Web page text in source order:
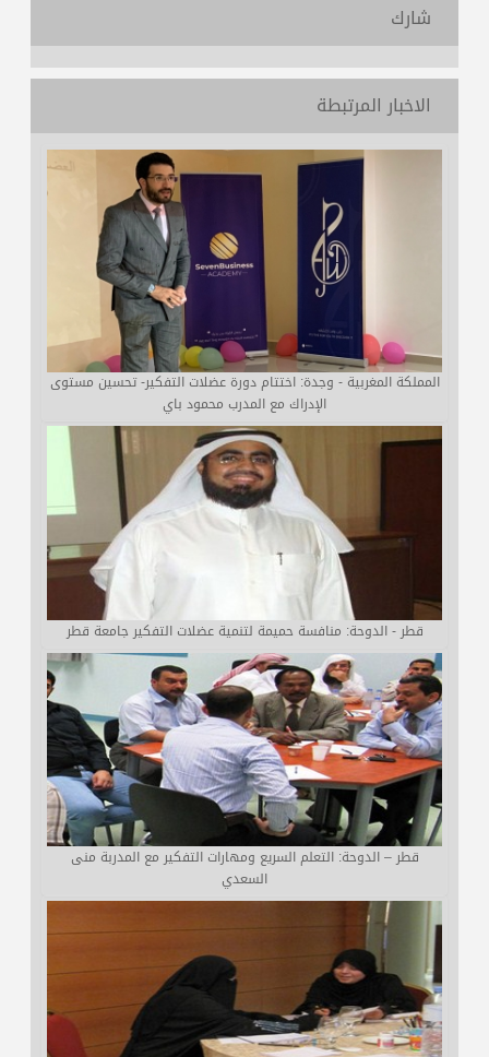
شارك
الاخبار المرتبطة
المملكة المغربية - وجدة: اختتام دورة عضلات التفكير- تحسين مستوى
الإدراك مع المدرب محمود باي
قطر - الدوحة: منافسة حميمة لتنمية عضلات التفكير جامعة قطر
قطر – الدوحة: التعلم السريع ومهارات التفكير مع المدربة منى
السعدي